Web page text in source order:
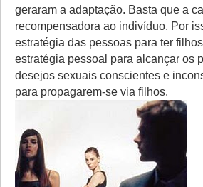
geraram a adaptação. Basta que a
recompensadora ao indivíduo. Por
estratégia das pessoas para ter
estratégia pessoal para alcançar os
desejos sexuais conscientes e
para propagarem-se via filhos.